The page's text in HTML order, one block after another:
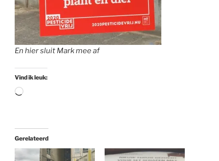
En hier sluit Mark mee af
Vind ik leuk:
Aan
Gerelateerd